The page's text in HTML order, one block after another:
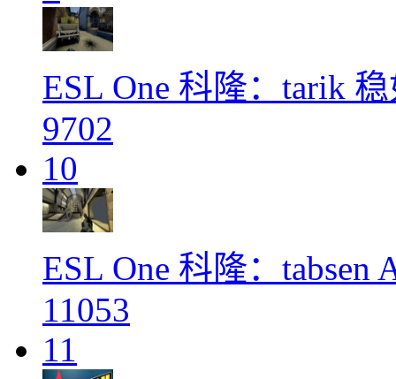
ESL One 科隆：tarik
9702
10
ESL One 科隆：tabsen
11053
11